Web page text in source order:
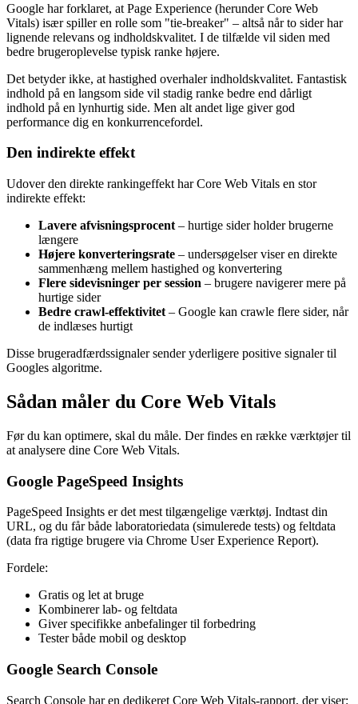
Google har forklaret, at Page Experience (herunder Core Web
Vitals) især spiller en rolle som "tie-breaker" – altså når to sider har
lignende relevans og indholdskvalitet. I de tilfælde vil siden med
bedre brugeroplevelse typisk ranke højere.
Det betyder ikke, at hastighed overhaler indholdskvalitet. Fantastisk
indhold på en langsom side vil stadig ranke bedre end dårligt
indhold på en lynhurtig side. Men alt andet lige giver god
performance dig en konkurrencefordel.
Den indirekte effekt
Udover den direkte rankingeffekt har Core Web Vitals en stor
indirekte effekt:
Lavere afvisningsprocent – hurtige sider holder brugerne
længere
Højere konverteringsrate – undersøgelser viser en direkte
sammenhæng mellem hastighed og konvertering
Flere sidevisninger per session – brugere navigerer mere på
hurtige sider
Bedre crawl-effektivitet – Google kan crawle flere sider, når
de indlæses hurtigt
Disse brugeradfærdssignaler sender yderligere positive signaler til
Googles algoritme.
Sådan måler du Core Web Vitals
Før du kan optimere, skal du måle. Der findes en række værktøjer til
at analysere dine Core Web Vitals.
Google PageSpeed Insights
PageSpeed Insights er det mest tilgængelige værktøj. Indtast din
URL, og du får både laboratoriedata (simulerede tests) og feltdata
(data fra rigtige brugere via Chrome User Experience Report).
Fordele:
Gratis og let at bruge
Kombinerer lab- og feltdata
Giver specifikke anbefalinger til forbedring
Tester både mobil og desktop
Google Search Console
Search Console har en dedikeret Core Web Vitals-rapport, der viser: